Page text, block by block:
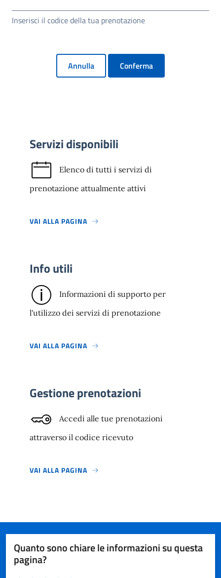
Inserisci il codice della tua prenotazione
Annulla Conferma
Servizi disponibili
Elenco di tutti i servizi di
prenotazione attualmente attivi
VAI ALLA PAGINA
Info utili
Informazioni di supporto per
l'utilizzo dei servizi di prenotazione
VAI ALLA PAGINA
Gestione prenotazioni
Accedi alle tue prenotazioni
attraverso il codice ricevuto
VAI ALLA PAGINA
Quanto sono chiare le informazioni su questa
pagina?